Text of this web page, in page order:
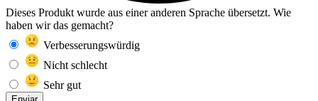
Dieses Produkt wurde aus einer anderen Sprache übersetzt. Wie
haben wir das gemacht?
Verbesserungswürdig
Nicht schlecht
Sehr gut